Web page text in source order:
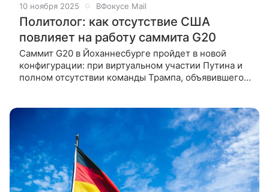
10 ноября 2025 ВФокусе Mail
Политолог: как отсутствие США
повлияет на работу саммита G20
Саммит G20 в Йоханнесбурге пройдет в новой
конфигурации: при виртуальном участии Путина и
полном отсутствии команды Трампа, объявившего